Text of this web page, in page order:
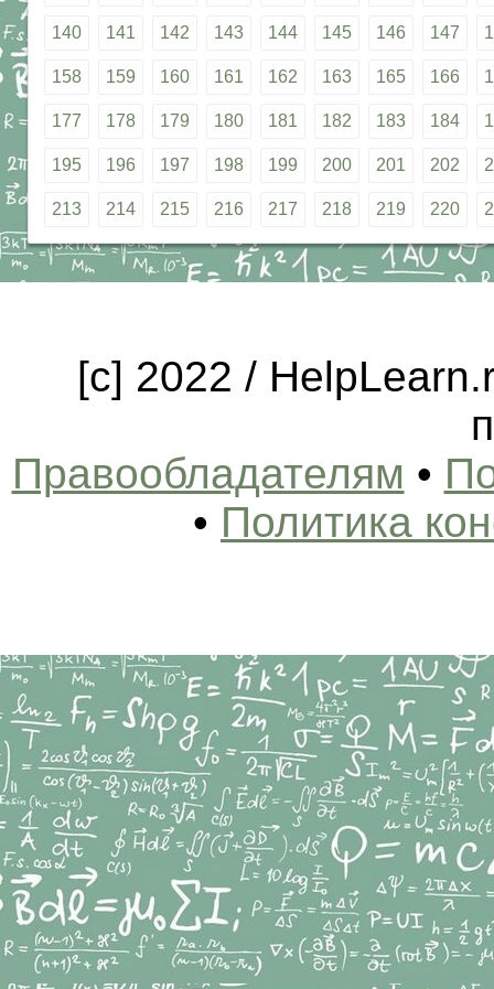
140 141 142 143 144 145 146 147
158 159 160 161 162 163 165 166
177 178 179 180 181 182 183 184
195 196 197 198 199 200 201 202
213 214 215 216 217 218 219 220
[c] 2022 /
Правообладателям •
• Политика